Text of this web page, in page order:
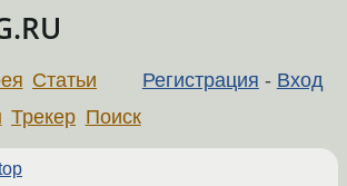
Регистрация - Вход
Статьи
Трекер Поиск